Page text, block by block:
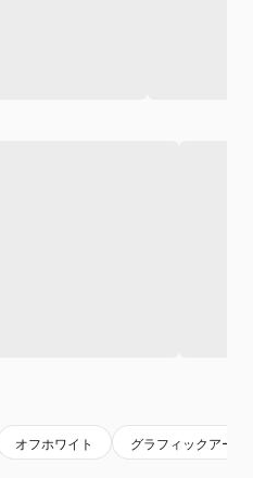
オフホワイト グラフィックアート